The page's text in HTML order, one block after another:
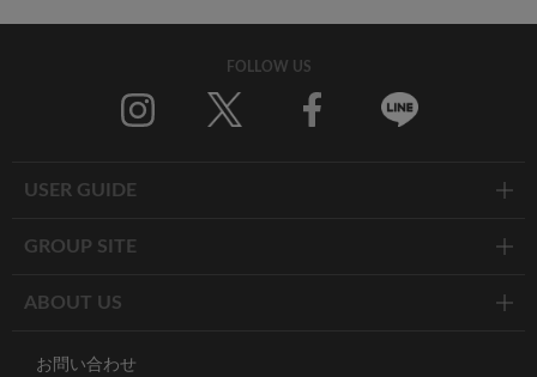
FOLLOW US
USER GUIDE
GROUP SITE
ABOUT US
お問い合わせ